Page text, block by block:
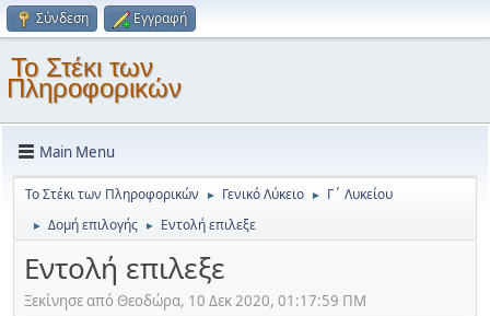
Σύνδεση Εγγραφή
Το Στέκι των
Πληροφορικών
Main Menu
Το Στέκι των Πληροφορικών ► Γενικό Λύκειο ► Γ΄ Λυκείου
► Δομή επιλογής ► Εντολή επιλεξε
Εντολή επιλεξε
Ξεκίνησε από Θεοδώρα, 10 Δεκ 2020, 01:17:59 ΠΜ